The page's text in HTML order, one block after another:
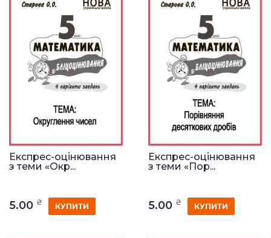
Експрес-оцінювання
з теми «Окр...
5.00 ₴ КУПИТИ
Експрес-оцінювання
з теми «Пор...
5.00 ₴ КУПИТИ